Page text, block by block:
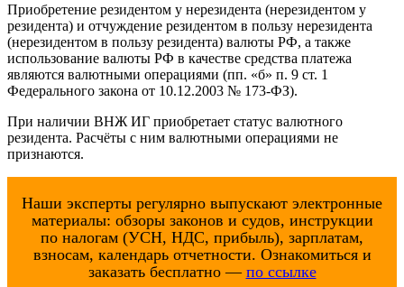
Приобретение резидентом у нерезидента (нерезидентом у
резидента) и отчуждение резидентом в пользу нерезидента
(нерезидентом в пользу резидента) валюты РФ, а также
использование валюты РФ в качестве средства платежа
являются валютными операциями (пп. «б» п. 9 ст. 1
Федерального закона от 10.12.2003 № 173-ФЗ).
При наличии ВНЖ ИГ приобретает статус валютного
резидента. Расчёты с ним валютными операциями не
признаются.
Наши эксперты регулярно выпускают электронные
материалы: обзоры законов и судов, инструкции
по налогам (УСН, НДС, прибыль), зарплатам,
взносам, календарь отчетности. Ознакомиться и
заказать бесплатно — по ссылке